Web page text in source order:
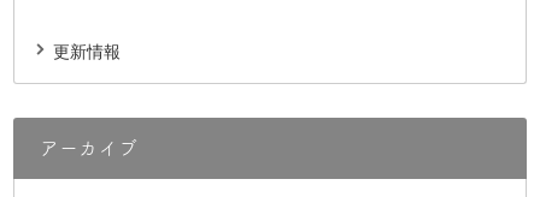
更新情報
アーカイブ